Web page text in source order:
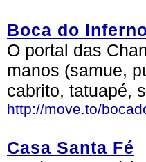
Boca do
O portal das
manos (samue,
cabrito, tatuapé,
http://move.to/
Casa Santa Fé